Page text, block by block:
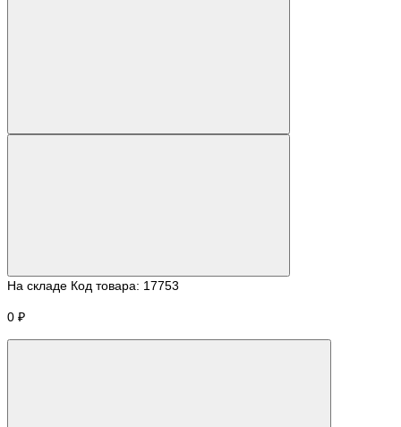
На складе Код товара: 17753
0 ₽